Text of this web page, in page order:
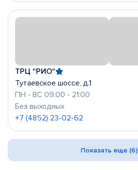
ТРЦ "РИО"
Тутаевское шоссе, д.1
ПН - ВС 09:00 - 21:00
Без выходных
+7 (4852) 23-02-62
Показать еще (6)